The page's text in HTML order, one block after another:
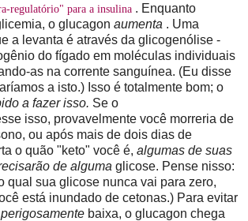
regulatório" para a insulina . Enquanto
o glucagon aumenta . Uma
a levanta é através da glicogenólise -
do fígado em moléculas individuais
as na corrente sanguínea. (Eu disse
a isto.) Isso é totalmente bom; o
a fazer isso. Se o
isso, provavelmente você morreria de
ou após mais de dois dias de
o quão "keto" você é, algumas de suas
de alguma glicose. Pense nisso:
qual sua glicose nunca vai para zero,
está inundado de cetonas.) Para evitar
perigosamente baixa, o glucagon chega